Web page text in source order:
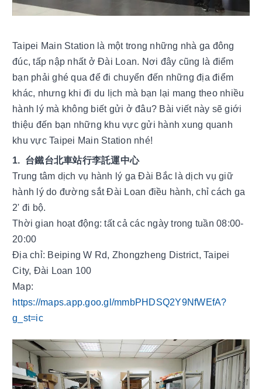
Taipei Main Station là một trong những nhà ga đông
đúc, tấp nập nhất ở Đài Loan. Nơi đây cũng là điểm
bạn phải ghé qua để đi chuyển đến những địa điểm
khác, nhưng khi đi du lịch mà bạn lại mang theo nhiều
hành lý mà không biết gửi ở đâu? Bài viết này sẽ giới
thiệu đến bạn những khu vực gửi hành xung quanh
khu vực Taipei Main Station nhé!
1.  台鐵台北車站行李託運中心
Trung tâm dịch vụ hành lý ga Đài Bắc là dịch vụ giữ
hành lý do đường sắt Đài Loan điều hành, chỉ cách ga
2' đi bộ.
Thời gian hoạt động: tất cả các ngày trong tuần 08:00-
20:00
Địa chỉ: Beiping W Rd, Zhongzheng District, Taipei
City, Đài Loan 100
https://maps.app.goo.gl/mmbPHDSQ2Y9NfWEfA?
g_st=ic